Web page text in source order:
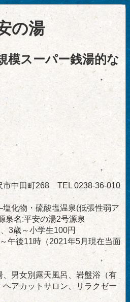
の湯
模スーパー銭湯的な
中田町268 TEL 0238-36-010
化物・硫酸塩温泉(低張性弱ア
名:平安の湯2号源泉
3歳～小学生100円
午後11時（2021年5月現在当面
男女別露天風呂、岩盤浴（有
アカットサロン、リラクゼー